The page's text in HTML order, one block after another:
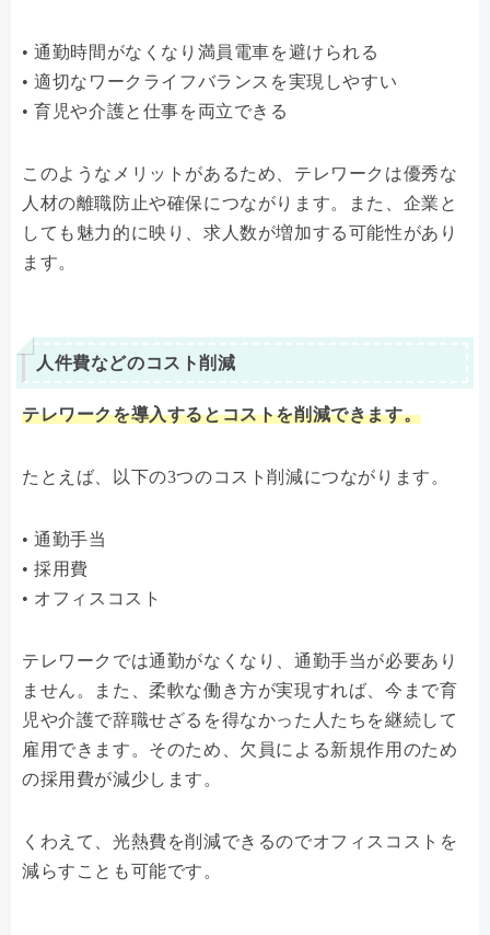
• 通勤時間がなくなり満員電車を避けられる
• 適切なワークライフバランスを実現しやすい
• 育児や介護と仕事を両立できる
このようなメリットがあるため、テレワークは優秀な
人材の離職防止や確保につながります。また、企業と
しても魅力的に映り、求人数が増加する可能性があり
ます。
人件費などのコスト削減
テレワークを導入するとコストを削減できます。
たとえば、以下の3つのコスト削減につながります。
• 通勤手当
• 採用費
• オフィスコスト
テレワークでは通勤がなくなり、通勤手当が必要あり
ません。また、柔軟な働き方が実現すれば、今まで育
児や介護で辞職せざるを得なかった人たちを継続して
雇用できます。そのため、欠員による新規作用のため
の採用費が減少します。
くわえて、光熱費を削減できるのでオフィスコストを
減らすことも可能です。